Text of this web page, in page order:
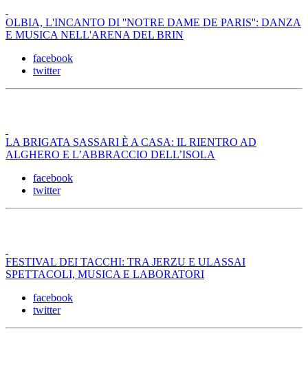
OLBIA, L'INCANTO DI ''NOTRE DAME DE PARIS'': DANZA
E MUSICA NELL'ARENA DEL BRIN
facebook
twitter
LA BRIGATA SASSARI È A CASA: IL RIENTRO AD
ALGHERO E L’ABBRACCIO DELL’ISOLA
facebook
twitter
FESTIVAL DEI TACCHI: TRA JERZU E ULASSAI
SPETTACOLI, MUSICA E LABORATORI
facebook
twitter